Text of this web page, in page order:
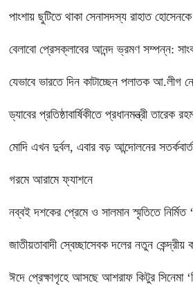
পাংশায় ছুটিতে থাকা সেনাসদস্য রাহাত
বেলাবো প্রেসক্লাবের আনন্দ ভ্রমণ সম্পন্ন:
যেভাবে ভারতে দিন কাটাচ্ছেন পলাতক আ.লীগ
ড্যাবের প্রতিষ্ঠাবার্ষিকীতে প্রধানমন্ত্রী তারেক
মোদি এখন দুর্বল, এবার বড় আন্দোলনের
গরমে আরামে ফ্যাশনে
নব্বই দশকের প্রেমে ও সালমান স্মৃতিতে নির্মিত
জাতীয়তাবাদী স্বেচ্ছাসেবক দলের নতুন কেন্দ্রীয়
ঈদে প্রেক্ষাগৃহে আসছে আশরাফ কিটুর সিনেমা